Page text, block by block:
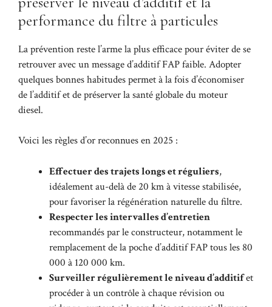
performance du filtre à particules
La prévention reste l’arme la plus efficace pour éviter de se
retrouver avec un message d’additif FAP faible. Adopter
quelques bonnes habitudes permet à la fois d’économiser
de l’additif et de préserver la santé globale du moteur
diesel.
Voici les règles d’or reconnues en 2025 :
Effectuer des trajets longs et réguliers,
idéalement au-delà de 20 km à vitesse stabilisée,
pour favoriser la régénération naturelle du filtre.
Respecter les intervalles d’entretien
recommandés par le constructeur, notamment le
remplacement de la poche d’additif FAP tous les 80
000 à 120 000 km.
Surveiller régulièrement le niveau d’additifet
procéder à un contrôle à chaque révision ou